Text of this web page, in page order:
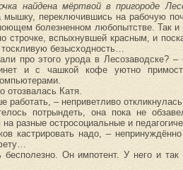
найдена мёртвой в пригороде
переключившись на рабочую
болезненном любопытстве. Так
строчке, вспыхнувшей красным, и
безысходность…
про этого урода в Лесозаводске?
и с чашкой кофе уютно
отозвалась Катя.
работать, – неприветливо
потрындеть, она пока не
разные остросоциальные и
кастрировать надо, –
бесполезно. Он импотент. У него и